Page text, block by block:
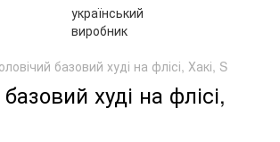
базовий худі на флісі, Хакі, S
худі на флісі,